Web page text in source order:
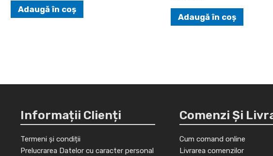
Adaugă în coș
Adaugă în coș
Informații Clienți
Termeni și condiții
Prelucrarea Datelor cu caracter personal
Comenzi Și
Cum comand online
Livrarea comenzilor